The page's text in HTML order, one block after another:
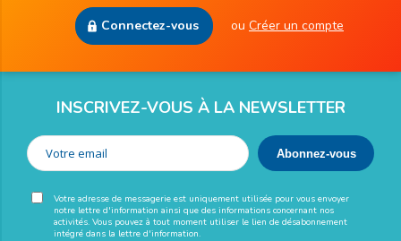
Connectez-vous ou Créer un compte
INSCRIVEZ-VOUS À LA NEWSLETTER
Votre adresse de messagerie est uniquement utilisée pour vous envoyer
notre lettre d'information ainsi que des informations concernant nos
activités. Vous pouvez à tout moment utiliser le lien de désabonnement
intégré dans la lettre d'information.